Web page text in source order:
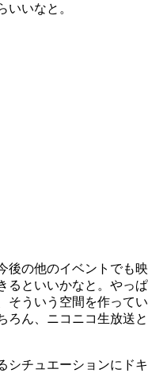
いいなと。
の他のイベントでも映
るといいかなと。やっぱ
そういう空間を作ってい
ろん、ニコニコ生放送と
チュエーションにドキ